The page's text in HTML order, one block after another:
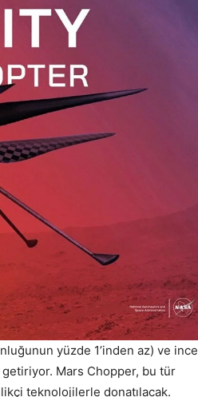
yüzde 1’inden az) ve ince
getiriyor. Mars Chopper, bu tür
teknolojilerle donatılacak.